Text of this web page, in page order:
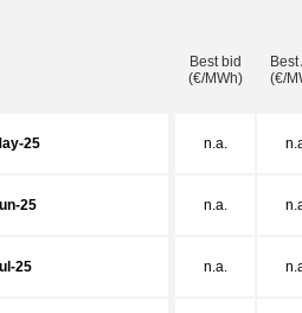
Best bid
(€/MWh)
Best
(€/
25 n.a.
25 n.a.
25 n.a.